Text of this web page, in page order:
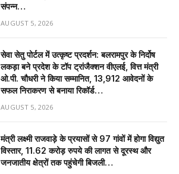
संपन्न…
AUGUST 5, 2026
सेवा सेतु पोर्टल में उत्कृष्ट प्रदर्शन: बलरामपुर के निर्दोष
लकड़ा बने प्रदेश के टॉप ट्रांजैक्शन वीएलई, वित्त मंत्री
ओ.पी. चौधरी ने किया सम्मानित, 13,912 आवेदनों के
सफल निराकरण से बनाया रिकॉर्ड…
AUGUST 5, 2026
मंत्री लक्ष्मी राजवाड़े के प्रयासों से 97 गांवों में होगा विद्युत
विस्तार, 11.62 करोड़ रुपये की लागत से दूरस्थ और
जनजातीय क्षेत्रों तक पहुंचेगी बिजली…